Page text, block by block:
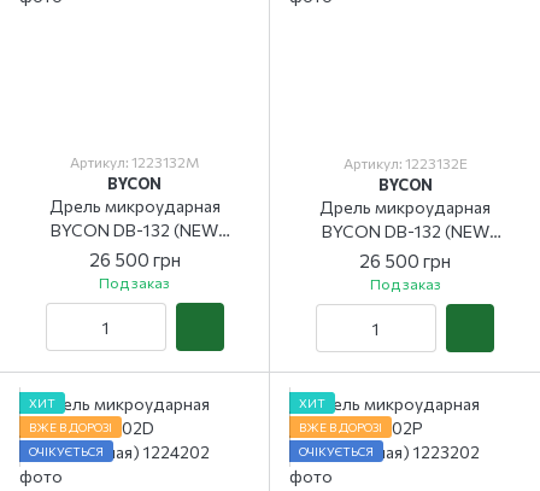
Артикул: 1223132M
BYCON
Дрель микроударная
BYCON DB-132 (NEW
VERSION) M-plus
26 500 грн
Под заказ
Артикул: 1223132E
BYCON
Дрель микроударная
BYCON DB-132 (NEW
VERSION) E-plus
26 500 грн
Под заказ
ХИТ
ВЖЕ В ДОРОЗІ
ОЧІКУЄТЬСЯ
ХИТ
ВЖЕ В ДОРОЗІ
ОЧІКУЄТЬСЯ